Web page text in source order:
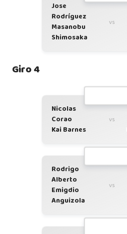
Jose
Rodríguez
Masanobu
Shimosaka
vs
Giro 4
Nicolas
Corao
Kai Barnes
vs
Rodrigo
Alberto
Emigdio
Anguizola
vs